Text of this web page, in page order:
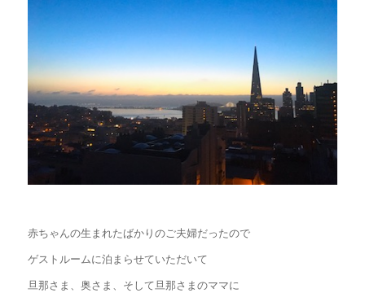
赤ちゃんの生まれたばかりのご夫婦だったので
ゲストルームに泊まらせていただいて
旦那さま、奥さま、そして旦那さまのママに